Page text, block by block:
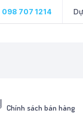
098 707 1214
Chính sách bán hàng